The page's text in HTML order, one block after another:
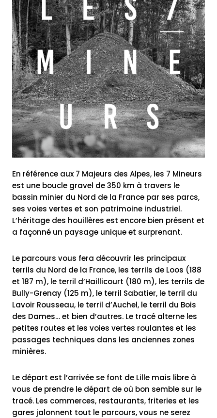
En référence aux 7 Majeurs des Alpes, les 7 Mineurs
est une boucle gravel de 350 km à travers le
bassin minier du Nord de la France par ses parcs,
ses voies vertes et son patrimoine industriel.
L’héritage des houillères est encore bien présent et
a façonné un paysage unique et surprenant.
Le parcours vous fera découvrir les principaux
terrils du Nord de la France, les terrils de Loos (188
et 187 m), le terril d’Haillicourt (180 m), les terrils de
Bully-Grenay (125 m), le terril Sabatier, le terril du
Lavoir Rousseau, le terril d’Auchel, le terril du Bois
des Dames… et bien d’autres. Le tracé alterne les
petites routes et les voies vertes roulantes et les
passages techniques dans les anciennes zones
minières.
Le départ est l’arrivée se font de Lille mais libre à
vous de prendre le départ de où bon semble sur le
tracé. Les commerces, restaurants, friteries et les
gares jalonnent tout le parcours, vous ne serez